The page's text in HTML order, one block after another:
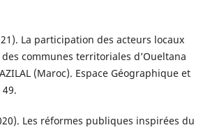
La participation des acteurs locaux
communes territoriales d’Oueltana
(Maroc). Espace Géographique et
Les réformes publiques inspirées du